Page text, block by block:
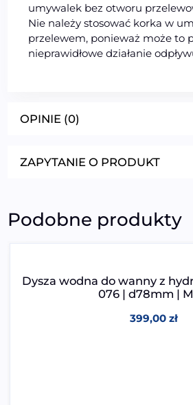
umywalek bez otworu
Nie należy stosować korka w
przelewem, ponieważ może to
nieprawidłowe działanie
OPINIE (0)
ZAPYTANIE O PRODUKT
Podobne produkty
Dysza wodna do wanny z
076 | d78mm |
399,00zł